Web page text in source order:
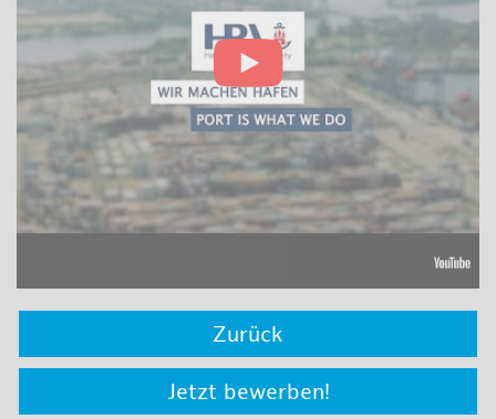
Zurück
Jetzt bewerben!